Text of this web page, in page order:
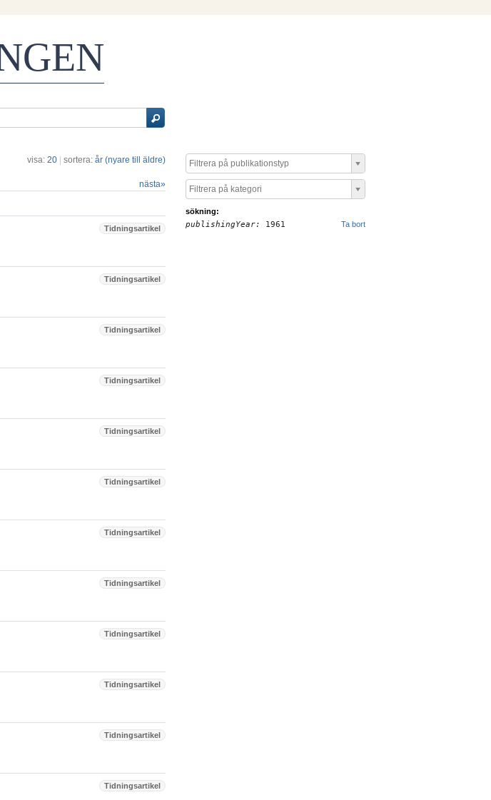
visa: 20 sortera: år (nyare till äldre)
nästa»
Tidningsartikel
Tidningsartikel
Tidningsartikel
Tidningsartikel
Tidningsartikel
Tidningsartikel
Tidningsartikel
Tidningsartikel
Tidningsartikel
Tidningsartikel
Tidningsartikel
Tidningsartikel
Filtrera på publikationstyp
Filtrera på kategori
sökning:
Ta bort
publishingYear: 1961